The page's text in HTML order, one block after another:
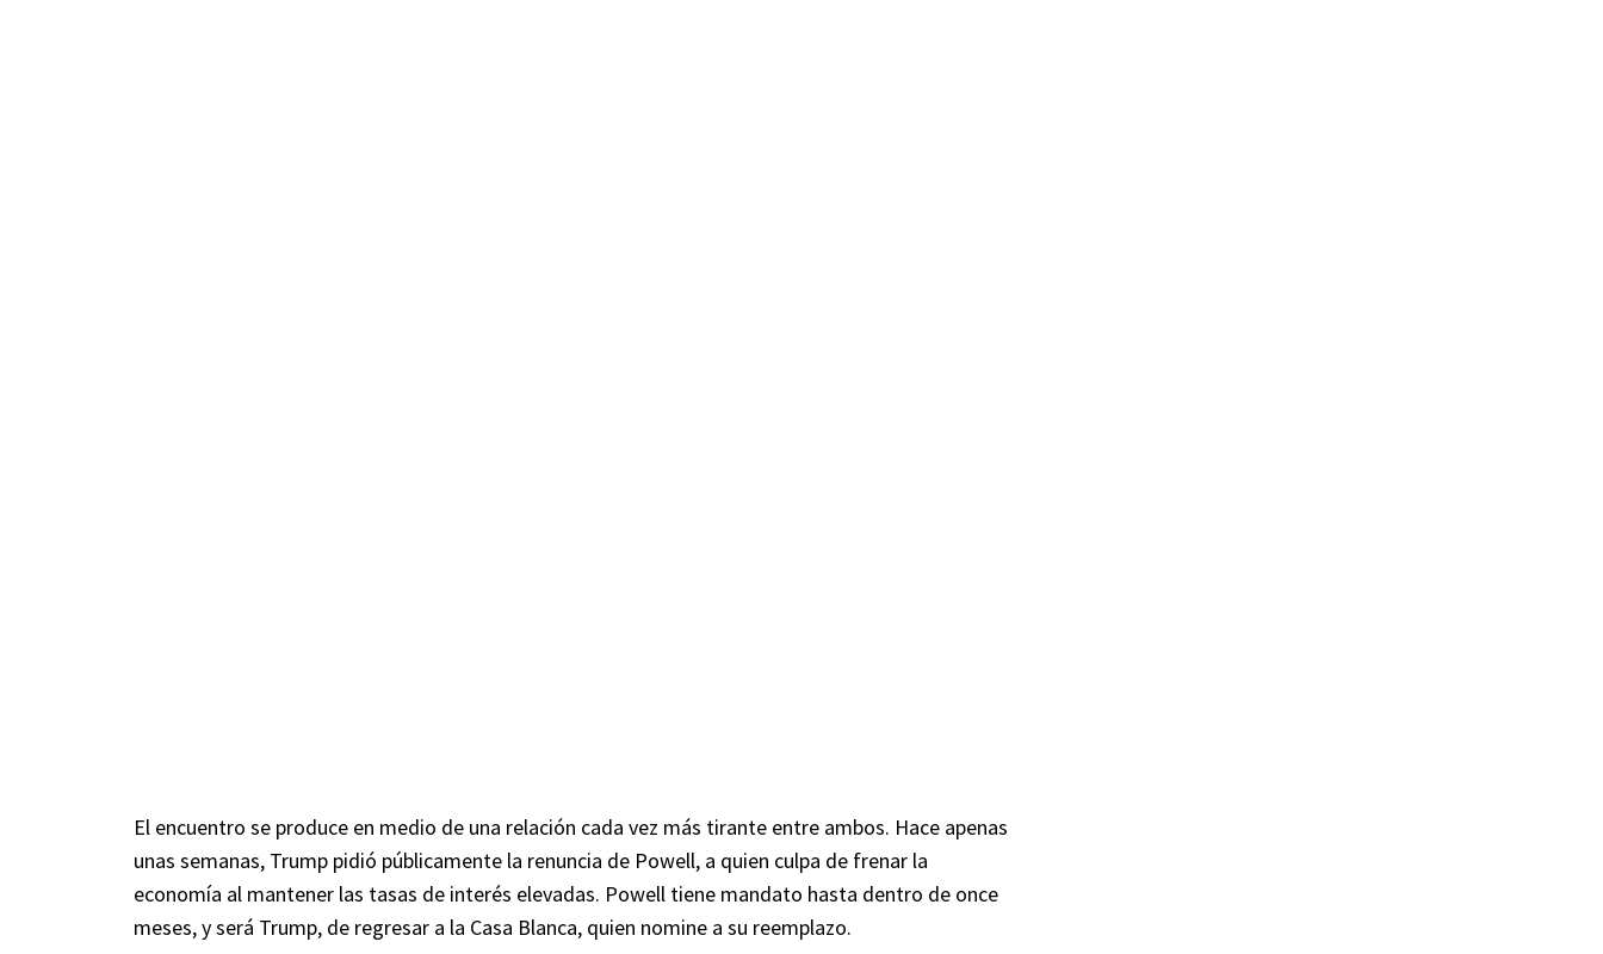
El encuentro se produce en medio de una relación cada vez más tirante entre ambos. Hace apenas
unas semanas, Trump pidió públicamente la renuncia de Powell, a quien culpa de frenar la
economía al mantener las tasas de interés elevadas. Powell tiene mandato hasta dentro de once
meses, y será Trump, de regresar a la Casa Blanca, quien nomine a su reemplazo.